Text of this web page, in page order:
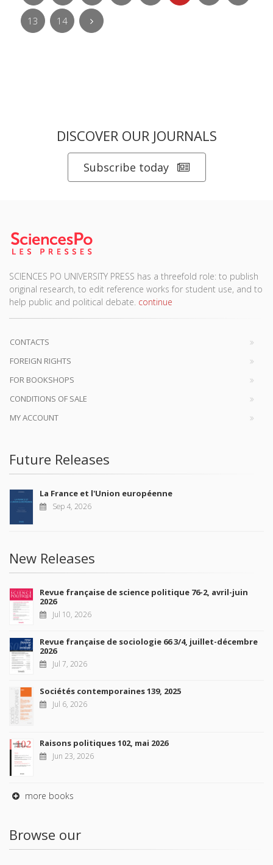
13 14
DISCOVER OUR JOURNALS
Subscribe today
SCIENCES PO UNIVERSITY PRESS has a threefold role: to publish
original research, to edit reference works for student use, and to
help public and political debate. continue
CONTACTS
FOREIGN RIGHTS
FOR BOOKSHOPS
CONDITIONS OF SALE
MY ACCOUNT
Future Releases
La France et l'Union européenne
Sep 4, 2026
New Releases
Revue française de science politique 76-2, avril-juin
2026
Jul 10, 2026
Revue française de sociologie 66 3/4, juillet-décembre
2026
Jul 7, 2026
Sociétés contemporaines 139, 2025
Jul 6, 2026
Raisons politiques 102, mai 2026
Jun 23, 2026
more books
Browse our